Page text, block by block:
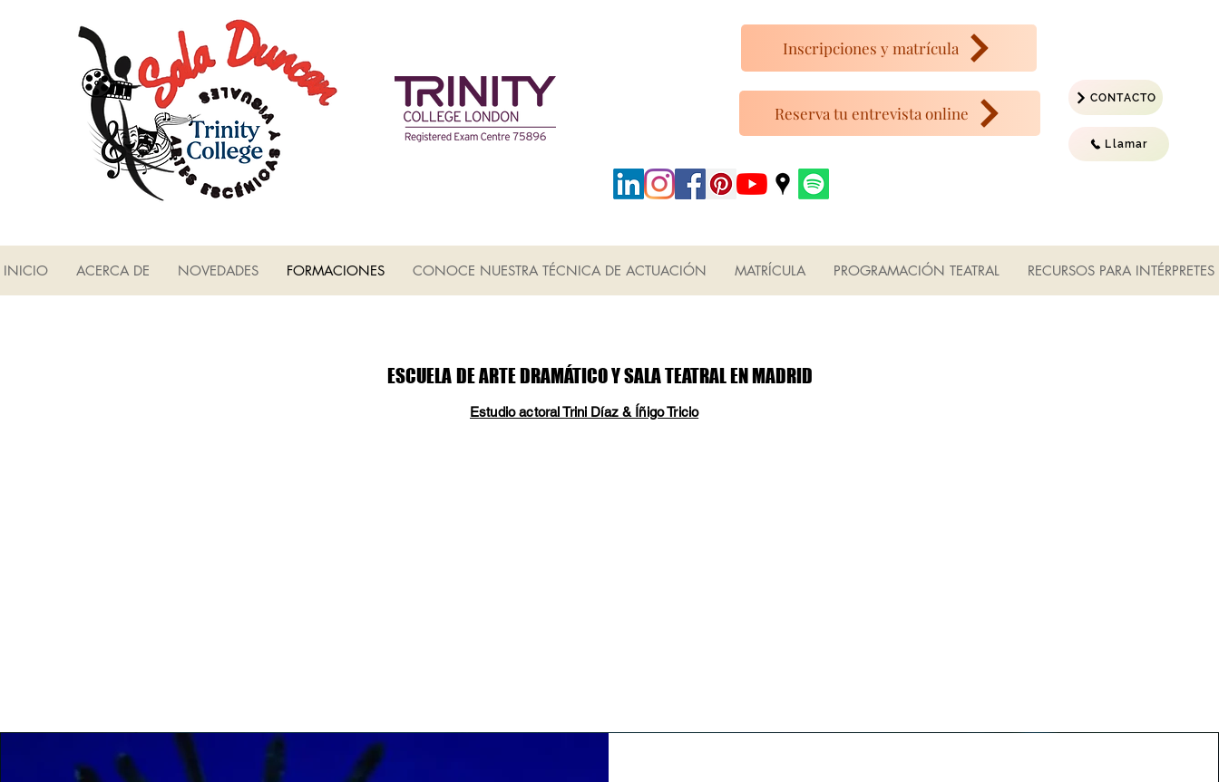
Reserva tu entrevista online
Llamar
CONTACTO
Inscripciones y matrícula
INICIO ACERCA DE NOVEDADES FORMACIONES CONOCE NUESTRA TÉCNICA DE ACTUACIÓN MATRÍCULA PROGRAMACIÓN TEATRAL RECURSOS PARA INTÉRPRETES
ESCUELA DE ARTE DRAMÁTICO Y SALA TEATRAL EN MADRID
ESCUELA DE ARTE DRAMÁTICO Y SALA TEATRAL EN MADRID
Estudio actoral Trini Díaz & Íñigo Tricio